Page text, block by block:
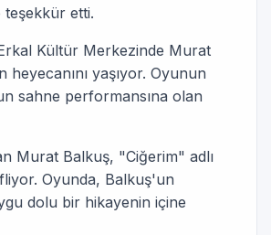
teşekkür etti.
Kültür Merkezinde Murat
yaşıyor. Oyunun
sahne performansına olan
Murat Balkuş, "Ciğerim" adlı
Oyunda, Balkuş'un
dolu bir hikayenin içine